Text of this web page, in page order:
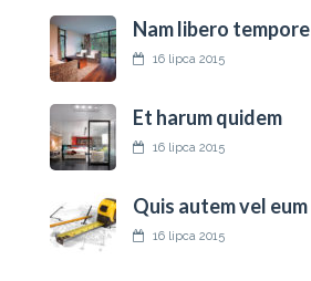
Nam libero tempore
16 lipca 2015
Et harum quidem
16 lipca 2015
Quis autem vel eum
16 lipca 2015